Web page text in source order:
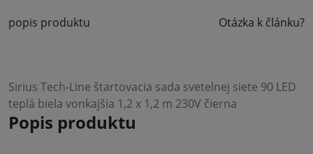
popis produktu Otázka k článku?
Sirius Tech-Line štartovacia sada svetelnej siete 90 LED
teplá biela vonkajšia 1,2 x 1,2 m 230V čierna
Popis produktu